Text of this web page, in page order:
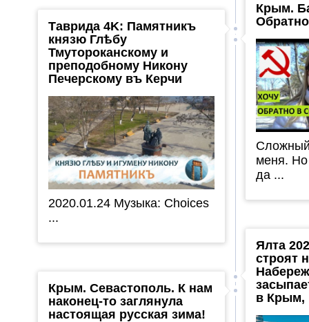
Крым.
меня. Но
да ...
Таврида 4K: Памятникъ
князю Глѣбу
Тмутороканскому и
преподобному Никону
Печерскому въ Керчи
2020.01.24 Музыка: Choices
...
Ялта
строят
в Крым,
Крым. Севастополь. К нам
наконец-то заглянула
настоящая русская зима!